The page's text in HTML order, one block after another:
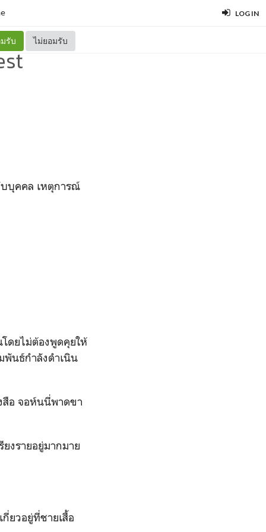
LOG IN
รับ ไม่ยอมรับ
บบุคคล เหตุการณ์
ดยไม่ต้องพูดคุยให้
พันธ์กำลังดำเนิน
อ จอห์นนี่พาดขา
งรายอยู่มากมาย
ยวอยู่ที่ชายเสื้อ